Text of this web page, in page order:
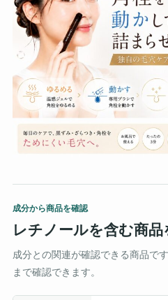
成分から商品を確認
レチノールを含む商品
成分との関連が確認できる商品で
まで確認できます。